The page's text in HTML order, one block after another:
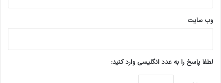
وب‌ سایت
لطفا پاسخ را به عدد انگلیسی وارد کنید: